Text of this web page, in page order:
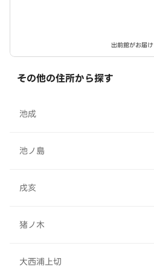
出前館がお届け
その他の住所から探す
池成
池ノ島
戌亥
猪ノ木
大西浦上切